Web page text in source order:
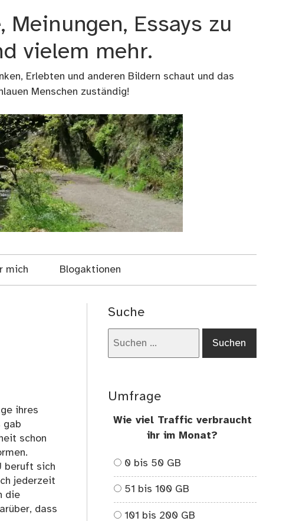
Essays zu
vielem mehr.
Erlebten und anderen Bildern schaut und das
Menschen zuständig!
mich Blogaktionen
ihres
gab
schon
beruft sich
jederzeit
die
dass
Suche
Umfrage
Wie viel Traffic verbraucht
ihr im Monat?
0 bis 50 GB
51 bis 100 GB
101 bis 200 GB